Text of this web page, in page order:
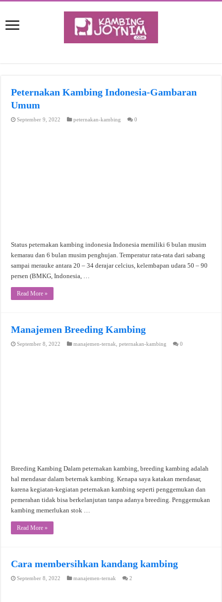
Peternakan Kambing Indonesia-Gambaran
Umum
September 9, 2022 peternakan-kambing 0
Status peternakan kambing indonesia Indonesia memiliki 6 bulan musim
kemarau dan 6 bulan musim penghujan. Temperatur rata-rata dari sabang
sampai merauke antara 20 – 34 derajar celcius, kelembapan udara 50 – 90
persen (BMKG, Indonesia, …
Read More »
Manajemen Breeding Kambing
September 8, 2022 manajemen-ternak ,peternakan-kambing 0
Breeding Kambing Dalam peternakan kambing, breeding kambing adalah
hal mendasar dalam beternak kambing. Kenapa saya katakan mendasar,
karena kegiatan-kegiatan peternakan kambing seperti penggemukan dan
pemerahan tidak bisa berkelanjutan tanpa adanya breeding. Penggemukan
kambing memerlukan stok …
Read More »
Cara membersihkan kandang kambing
September 8, 2022 manajemen-ternak 2